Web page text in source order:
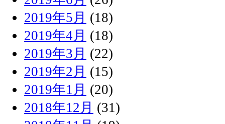
2019年5月 (18)
2019年4月 (18)
2019年3月 (22)
2019年2月 (15)
2019年1月 (20)
2018年12月 (31)